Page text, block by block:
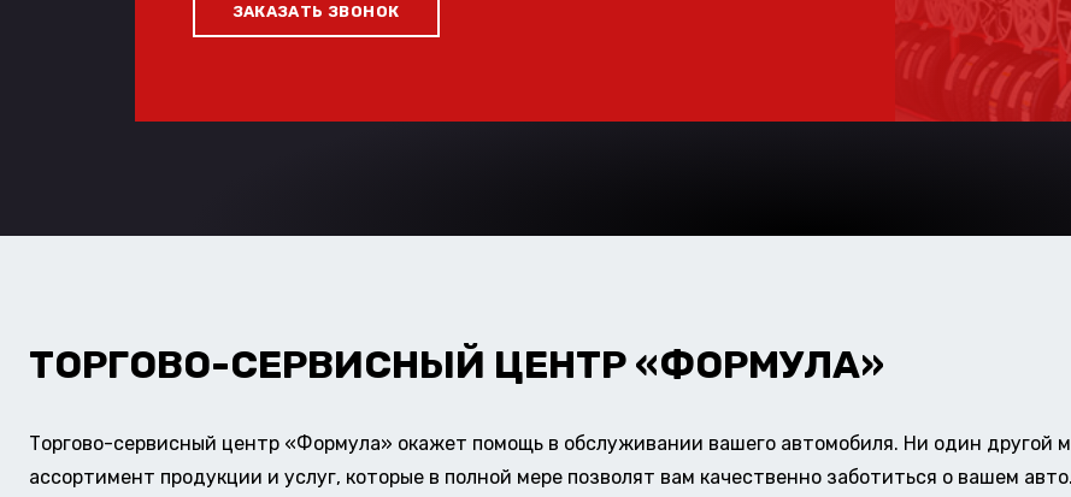
ЗАКАЗАТЬ ЗВОНОК
ТОРГОВО-СЕРВИСНЫЙ ЦЕНТР «ФОРМУЛА»
Торгово-сервисный центр «Формула» окажет помощь в обслуживании вашего автомобиля. Ни один другой
ассортимент продукции и услуг, которые в полной мере позволят вам качественно заботиться о вашем